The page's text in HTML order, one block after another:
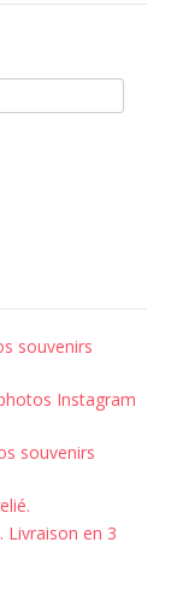
souvenirs
Instagram
souvenirs
Livraison en 3